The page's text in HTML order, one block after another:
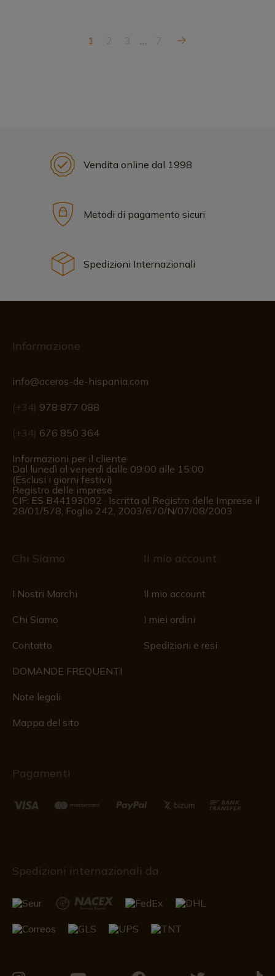
1 2 3 … 7
Vendita online dal 1998
Metodi di pagamento sicuri
Spedizioni Internazionali
Informazione
info@aceros-de-hispania.com
(+34) 978 877 088
(+34) 676 850 364
Informazioni per il cliente
Dal lunedì al venerdì dalle 09:00 alle 15:00
(Esclusi i giorni festivi)
Registro delle imprese
CIF: ES B44193092 · Iscritta al Registro delle Imprese il
28/01/578, Foglio 242, 2003/670/N/07/08/2003
Chi Siamo
I Nostri Marchi
Chi Siamo
Contatto
DOMANDE FREQUENTI
Note legali
Mappa del sito
Il mio account
Il mio account
I miei ordini
Spedizioni e resi
Pagamenti
Spedizioni internazionali da